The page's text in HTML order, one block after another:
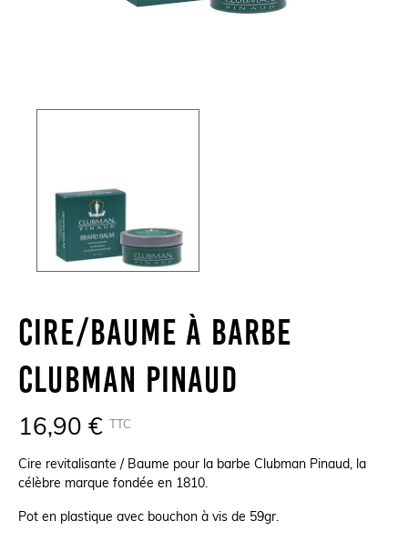
Cire/Baume À Barbe
Clubman Pinaud
16,90 € TTC
Cire revitalisante / Baume pour la barbe Clubman Pinaud, la
célèbre marque fondée en 1810.
Pot en plastique avec bouchon à vis de 59gr.